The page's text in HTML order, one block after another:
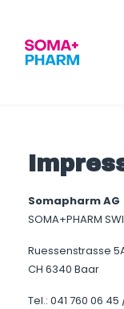
Somapharm AG
SOMA+PHARM
Ruessenstrasse
CH 6340 Baar
Tel.: 041 760 06 45